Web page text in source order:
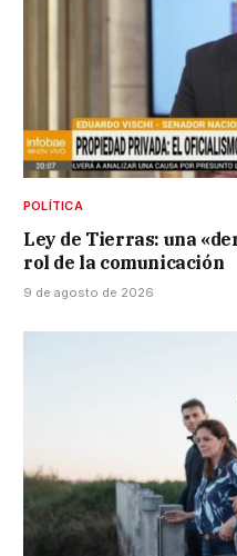
POLÍTICA
Ley de Tierras: una
rol de la comunicación
9 de agosto de 2026